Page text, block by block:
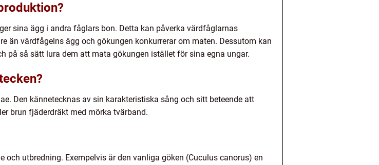
sina ägg i andra fåglars bon. Detta kan påverka värdfåglarnas
än värdfågelns ägg och gökungen konkurrerar om maten. Dessutom kan
på så sätt lura dem att mata gökungen istället för sina egna ungar.
Den kännetecknas av sin karakteristiska sång och sitt beteende att
brun fjäderdräkt med mörka tvärband.
och utbredning. Exempelvis är den vanliga göken (Cuculus canorus) en